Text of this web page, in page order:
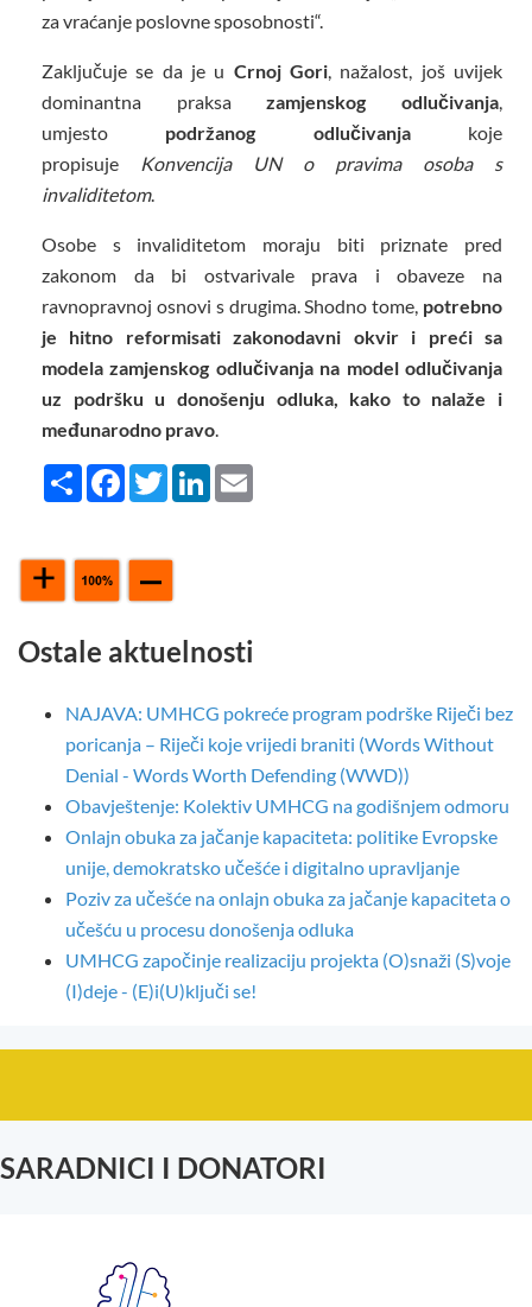
za vraćanje poslovne sposobnosti“.
Zaključuje se da je u Crnoj Gori, nažalost, još uvijek
dominantna praksazamjenskog odlučivanja,
umjesto podržanog odlučivanjakoje
propisuje
Konvencija UN o pravima osoba s
invaliditetom.
Osobe s invaliditetom moraju biti priznate pred
zakonom da bi ostvarivale prava i obaveze na
ravnopravnoj osnovi s drugima. Shodno tome, potrebno
je hitno reformisati zakonodavni okvir i preći sa
modela zamjenskog odlučivanja na model odlučivanja
uz podršku u donošenju odluka, kako to nalaže i
međunarodno pravo.
Share FacebookTwitterLinkedIn
Ostale aktuelnosti
NAJAVA: UMHCG pokreće program podrške Riječi bez
poricanja – Riječi koje vrijedi braniti (Words Without
Denial - Words Worth Defending (WWD))
Obavještenje: Kolektiv UMHCG na godišnjem odmoru
Onlajn obuka za jačanje kapaciteta: politike Evropske
unije, demokratsko učešće i digitalno upravljanje
Poziv za učešće na onlajn obuka za jačanje kapaciteta o
učešću u procesu donošenja odluka
UMHCG započinje realizaciju projekta (O)snaži (S)voje
(I)deje - (E)i(U)ključi se!
SARADNICI I DONATORI